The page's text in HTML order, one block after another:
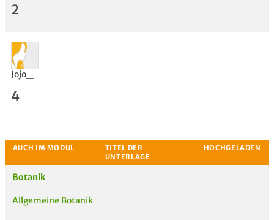
Bewertung
2
Jojo_
4
Botanik
Allgemeine Botanik